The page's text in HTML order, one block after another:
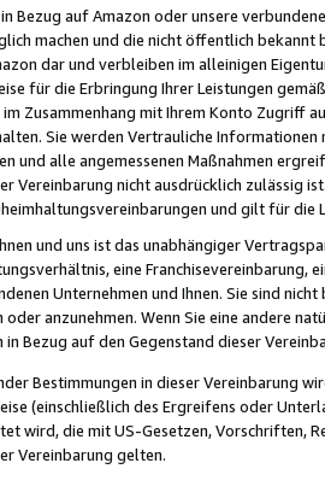
Bezug auf Amazon oder unsere
machen und die nicht öffentlich
dar und verbleiben im alleinigen
für die Erbringung Ihrer Leistungen
im Zusammenhang mit Ihrem Konto
Sie werden Vertrauliche
und alle angemessenen Maßnahmen
Vereinbarung nicht ausdrücklich zulässig
und gilt für die
und uns ist das unabhängiger
eine Franchisevereinbarung,
Unternehmen und Ihnen. Sie sind
anzunehmen. Wenn Sie eine andere
in Bezug auf den Gegenstand dieser
Bestimmungen in dieser Vereinbarung
(einschließlich des Ergreifens oder
wird, die mit US-Gesetzen, Vorschriften,
Vereinbarung gelten.